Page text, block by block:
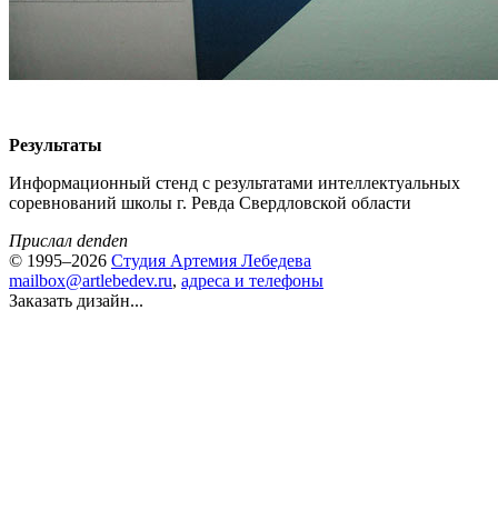
Результаты
Информационный стенд с результатами интеллектуальных
соревнований школы г. Ревда Свердловской области
Прислал denden
© 1995–2026 Студия Артемия Лебедева
mailbox@artlebedev.ru, адреса и телефоны
Заказать дизайн...